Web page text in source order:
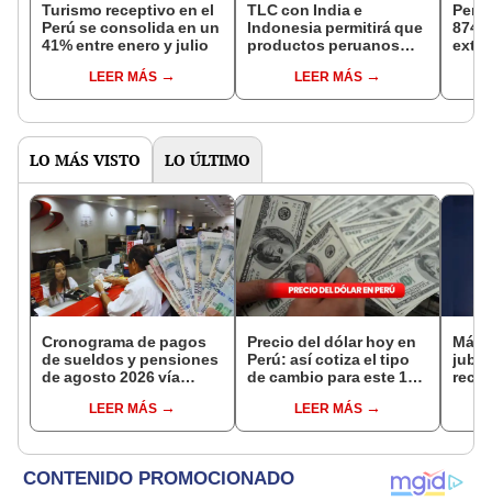
Turismo receptivo en el
Perú se consolida en un
41% entre enero y julio
LEER MÁS
TLC con India e
Indonesia permitirá que
productos peruanos
mercados más
poblados del mundo
LEER MÁS
Perú
LO MÁS VISTO LO ÚLTIMO
Cronograma de pagos
de sueldos y pensiones
de agosto 2026 vía
conoce las fechas de
depósito
LEER MÁS
Precio del dólar hoy en
Perú: así cotiza el tipo
de cambio para este 10
LEER MÁS
Más